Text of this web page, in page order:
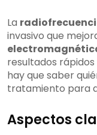
La
invasivo que
resultados
hay que saber
tratamiento para
Aspectos